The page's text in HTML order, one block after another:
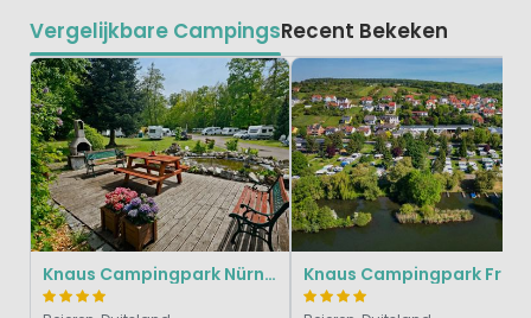
Vergelijkbare CampingsRecent Bekeken
Knaus Campingpark Nürnberg